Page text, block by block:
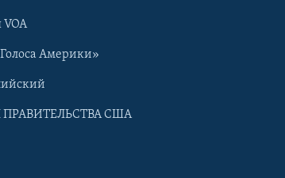
VOA
Америки»
США